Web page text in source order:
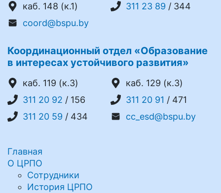
каб. 148 (к.1) 311 23 89 / 344
coord@bspu.by
Координационный отдел «Образование
в интересах устойчивого развития»
каб. 119 (к.3)
каб. 129 (к.3)
311 20 92 / 156 311 20 91 / 471
311 20 59 / 434 cc_esd@bspu.by
Главная
О ЦРПО
Сотрудники
История ЦРПО